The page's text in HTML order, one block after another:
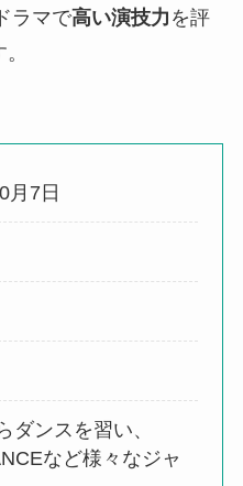
ラマで高い演技力 を評
月7日
ダンスを習い、
など様々なジャ